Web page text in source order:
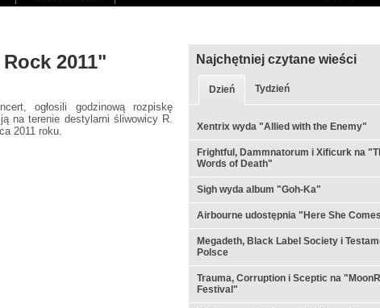
2011"
ogłosili godzinową rozpiskę
na terenie destylarni śliwowicy R.
2011 roku.
Najchętniej czytane wieści
Dzień Tydzień
Xentrix wyda "Allied with the Enemy"
Frightful, Dammnatorum i Xificurk na
Words of Death"
Sigh wyda album "Goh-Ka"
Airbourne udostępnia "Here She
Megadeth, Black Label Society i
Polsce
Trauma, Corruption i Sceptic na
Festival"